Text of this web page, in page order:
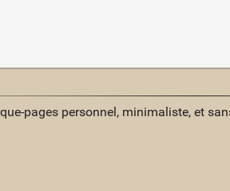
pages personnel, minimaliste, et